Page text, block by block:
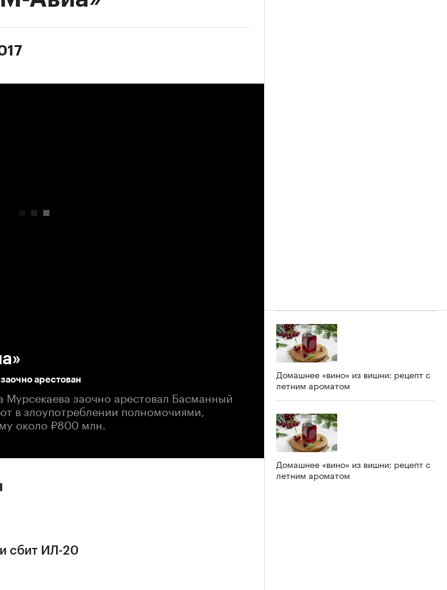
арестован
заочно арестовал Басманный
в злоупотреблении полномочиями,
около ₽800 млн.
сбит ИЛ-20
Домашнее «вино» из вишни: рецепт с
летним ароматом
Домашнее «вино» из вишни: рецепт с
летним ароматом